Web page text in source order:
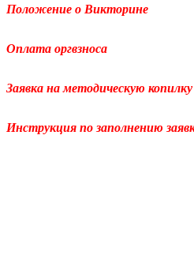
Положение о
Оплата оргвзноса
Заявка на методическую копилку
Инструкция по заполнению